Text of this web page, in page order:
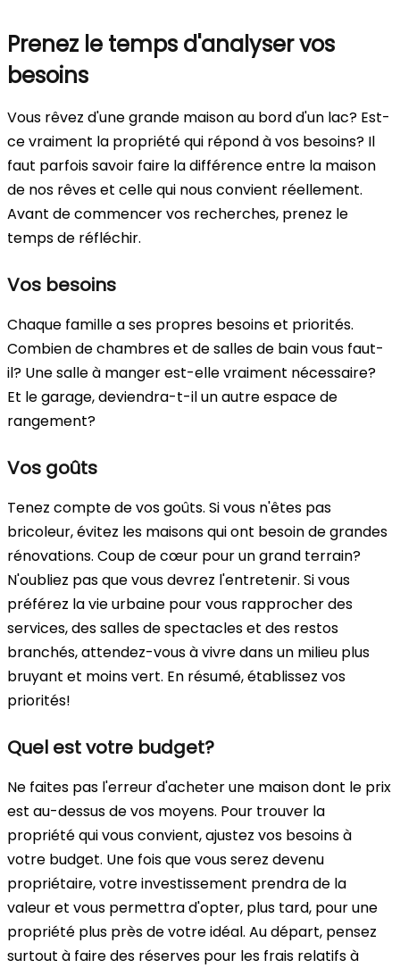
Prenez le temps d'analyser vos
besoins
Vous rêvez d'une grande maison au bord d'un lac? Est-
ce vraiment la propriété qui répond à vos besoins? Il
faut parfois savoir faire la différence entre la maison
de nos rêves et celle qui nous convient réellement.
Avant de commencer vos recherches, prenez le
temps de réfléchir.
Vos besoins
Chaque famille a ses propres besoins et priorités.
Combien de chambres et de salles de bain vous faut-
il? Une salle à manger est-elle vraiment nécessaire?
Et le garage, deviendra-t-il un autre espace de
rangement?
Vos goûts
Tenez compte de vos goûts. Si vous n'êtes pas
bricoleur, évitez les maisons qui ont besoin de grandes
rénovations. Coup de cœur pour un grand terrain?
N'oubliez pas que vous devrez l'entretenir. Si vous
préférez la vie urbaine pour vous rapprocher des
services, des salles de spectacles et des restos
branchés, attendez-vous à vivre dans un milieu plus
bruyant et moins vert. En résumé, établissez vos
priorités!
Quel est votre budget?
Ne faites pas l'erreur d'acheter une maison dont le prix
est au-dessus de vos moyens. Pour trouver la
propriété qui vous convient, ajustez vos besoins à
votre budget. Une fois que vous serez devenu
propriétaire, votre investissement prendra de la
valeur et vous permettra d'opter, plus tard, pour une
propriété plus près de votre idéal. Au départ, pensez
surtout à faire des réserves pour les frais relatifs à